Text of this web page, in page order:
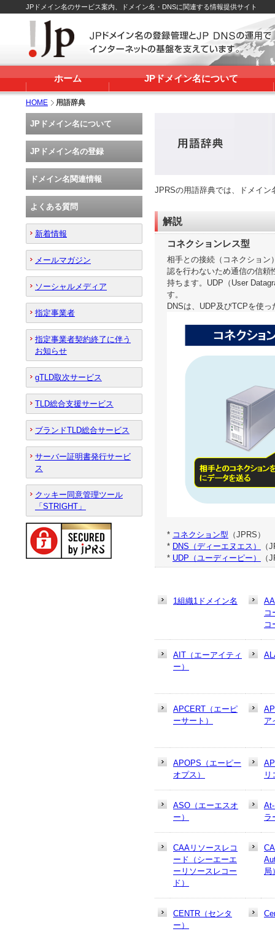
JPドメイン名のサービス案内、ドメイン名・DNSに関連する情報提供サイト
ホーム JPドメイン名について
HOME 用語辞典
JPRSの用語辞典では、ドメイ
解説
コネクションレス型
相手との接続（コネクション
認を行わないため通信の信頼
持ちます。UDP（User
す。
DNSは、UDP及びTCPを使
* コネクション型 （JPRS）
* DNS（ディーエヌエス）
（
* UDP（ユーディーピー） （
1組織1ドメイン名
コ
コ
AIT（エーアイティ
ー）
APCERT（エーピ
ーサート）
ア
APOPS（エーピー
オプス）
リ
ASO（エーエスオ
ー）
ラ
CAAリソースレコ
ード（シーエーエ
ーリソースレコー
ド）
局
CENTR（センタ
ー）
JPドメイン名について
JPドメイン名の登録
ドメイン名関連情報
よくある質問
新着情報
メールマガジン
ソーシャルメディア
指定事業者
指定事業者契約終了に伴う
お知らせ
gTLD取次サービス
TLD総合支援サービス
ブランドTLD総合サービス
サーバー証明書発行サービ
ス
クッキー同意管理ツール
「STRIGHT」